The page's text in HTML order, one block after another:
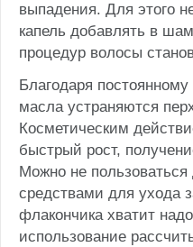
выпадения. Для этого
капель добавлять в
процедур волосы
Благодаря
масла устраняются
Косметическим
быстрый рост,
Можно не
средствами для ухода
флакончика хватит
использование